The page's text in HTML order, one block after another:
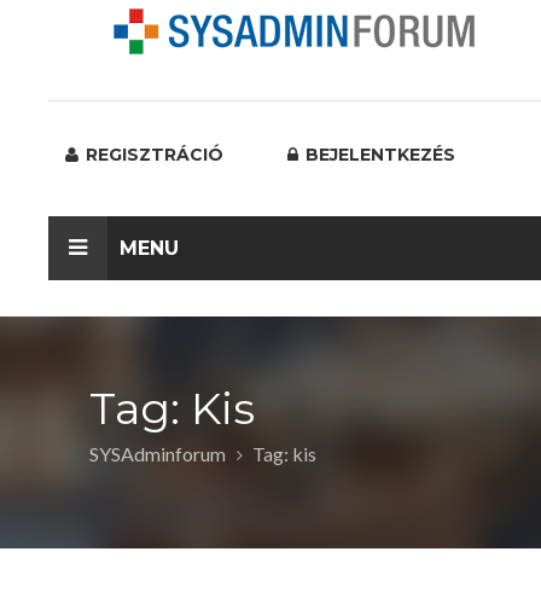
REGISZTRÁCIÓ BEJELENTKEZÉS
MENU
Tag: Kis
SYSAdminforum Tag: kis